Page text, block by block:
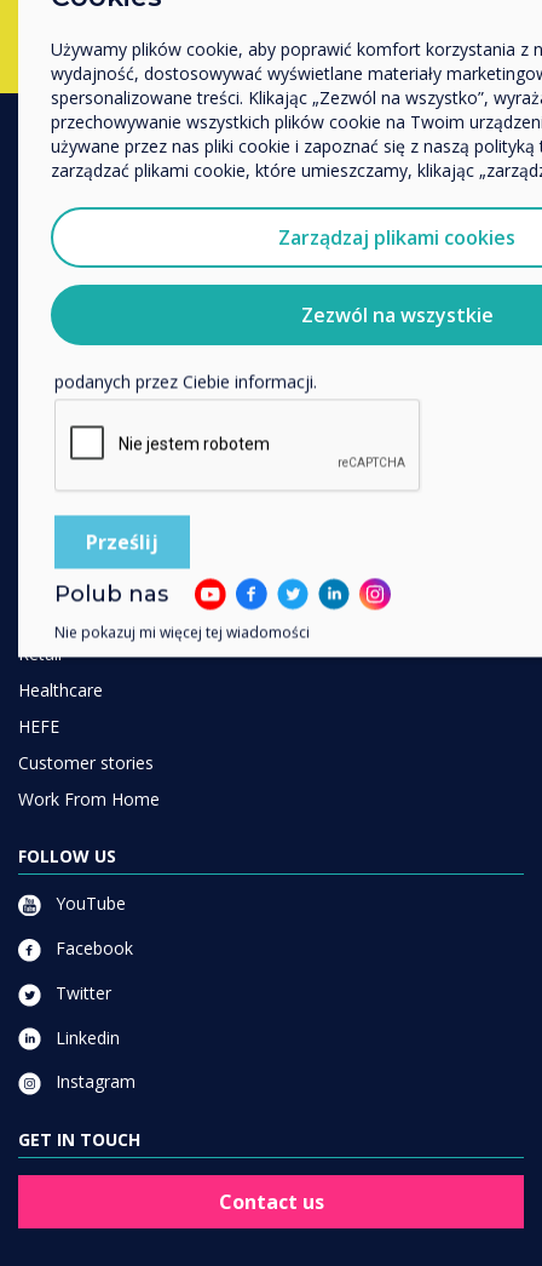
PRODUKTY
Digital Ecosystem
Interactive Displays
Commercial Displays
Digital Signage
Software
Unified Comms
Collaboration
ROZWIĄZANIA
Retail
Healthcare
HEFE
Customer stories
Work From Home
FOLLOW US
YouTube
Facebook
Twitter
Linkedin
Instagram
GET IN TOUCH
Contact us
Używamy plików cookie, aby poprawić komfort korzystania z
wydajność, dostosowywać wyświetlane materiały
spersonalizowane treści. Klikając „Zezwól na wszystko”,
przechowywanie wszystkich plików cookie na Twoim
używane przez nas pliki cookie i zapoznać się z naszą
zarządzać plikami cookie, które umieszczamy, klikając
Zarządzaj plikami cookies
Zezwól na wszystkie
Edukacja
Inne
Nazwa firmy
pośrednictwem poczty elektronicznej, telefonu lub poczty.
Wyrażam zgodę na otrzymywanie informacji od
Aby uzyskać informacje o tym, jak gromadzimy i
politykę prywatności.
podanych przez Ciebie informacji.
Polub nas
Nie pokazuj mi więcej tej wiadomości